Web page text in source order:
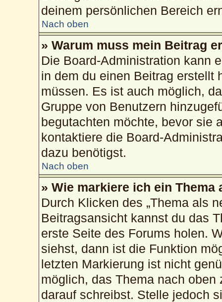
deinem persönlichen Bereich
Nach oben
» Warum muss mein Beitrag
Die Board-Administration kann
in dem du einen Beitrag erstellt
müssen. Es ist auch möglich,
Gruppe von Benutzern
begutachten möchte, bevor sie
kontaktiere die Board-
dazu benötigst.
Nach oben
» Wie markiere ich ein Thema
Durch Klicken des „Thema als
Beitragsansicht kannst du das
erste Seite des Forums holen.
siehst, dann ist die Funktion
letzten Markierung ist nicht
möglich, das Thema nach
darauf schreibst. Stelle jedoch